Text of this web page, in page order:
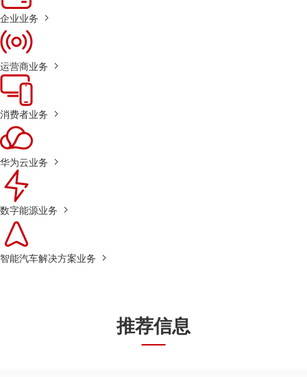
企业业务
运营商业务
消费者业务
华为云业务
数字能源业务
智能汽车解决方案业务
推荐信息